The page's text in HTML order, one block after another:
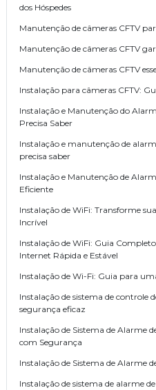
dos Hóspedes
Manutenção de câmeras CFTV
Manutenção de câmeras CFTV
Manutenção de câmeras CFTV
Instalação para câmeras CFTV:
Instalação e Manutenção do
Precisa Saber
Instalação e manutenção de
precisa saber
Instalação e Manutenção de
Eficiente
Instalação de WiFi: Transforme
Incrível
Instalação de WiFi: Guia
Internet Rápida e Estável
Instalação de Wi-Fi: Guia para
Instalação de sistema de controle
segurança eficaz
Instalação de Sistema de Alarme
com Segurança
Instalação de Sistema de Alarme
Instalação de sistema de alarme